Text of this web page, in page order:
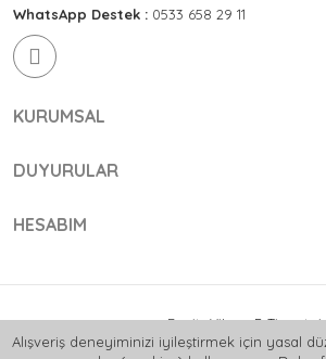
WhatsApp Destek : 0533 658 29 11
KURUMSAL
DUYURULAR
HESABIM
Bu siteVikaon E-Ticaret
Alışveriş deneyiminizi iyileştirmek için yasal